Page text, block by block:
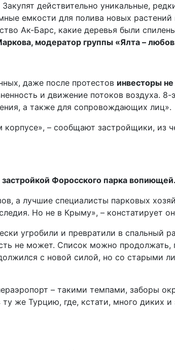
действительно уникальные,
емкости для полива новых растений
Ак-Барс, какие деревья были
модератор группы «Ялта –
даже после протестов инвесторы не
и движение потоков воздуха.
а также для сопровождающих лиц».
– сообщают застройщики, из
Форосского парка вопиющей.
а лучшие специалисты парковых
Но не в Крыму», – констатирует
угробили и превратили в спальный
не может. Список можно
с новой силой, но со старыми
– такими темпами, заборы
же Турцию, где, кстати, много диких и